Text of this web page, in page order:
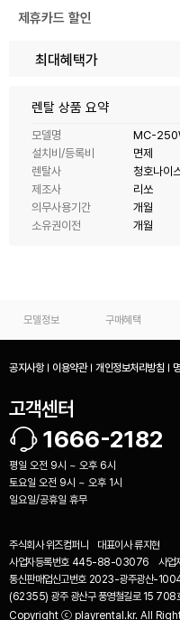
제휴카드 할인
최대혜택가
렌탈 상품 요약
모델명
MC-
설치비/등록비
면제
렌탈사
청호나이
제조사
리쏘
의무사용기간
개월
소유권이전
개월
모델정보 구매혜택
공지사항 이용약관 개인정보처리방침
고객센터
1666-2182
평일 오전 9시 ~ 오후 6시
토요일 오전 9시 ~ 오후 1시
일요일/공휴일 휴무
주식회사 위즈컴퍼니 대표이사 류지현
사업자등록번호 445-88-03076
사업
통신판매업신고번호 2023-광주광산-
(62355) 광주 광산구 풍영철길로 15 708
Copyright ⓒ playrental.kr. All